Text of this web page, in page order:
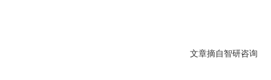
文章摘自智研咨询